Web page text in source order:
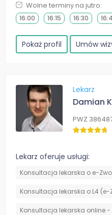
Wolne terminy na jutro:
16:00 16:15 16:30
Pokaż profil Umów
Lekarz
Damian
PWZ
Lekarz oferuje usługi:
Konsultacja lekarska o e-
Konsultacja lekarska o L4 (e-
Konsultacja lekarska online -